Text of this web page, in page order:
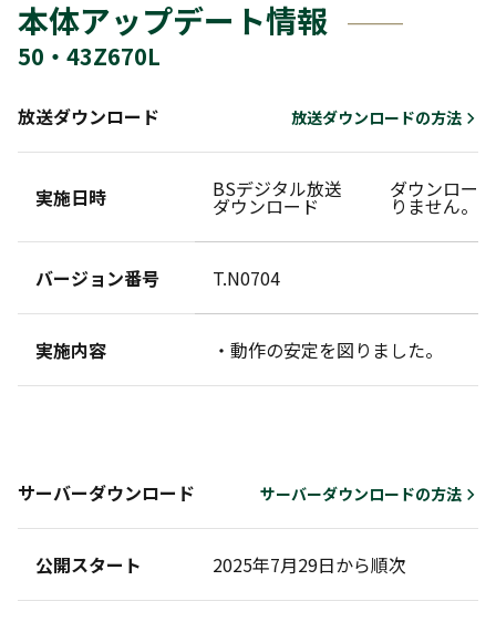
本体アップデート情報
50・43Z670L
放送ダウンロード 放送ダウンロードの方法
実施日時 BSデジタル放送
ダウンロード
ダウンロー
りません。
バージョン番号 T.N0704
実施内容 ・動作の安定を図りました。
サーバーダウンロード サーバーダウンロードの方法
公開スタート 2025年7月29日から順次